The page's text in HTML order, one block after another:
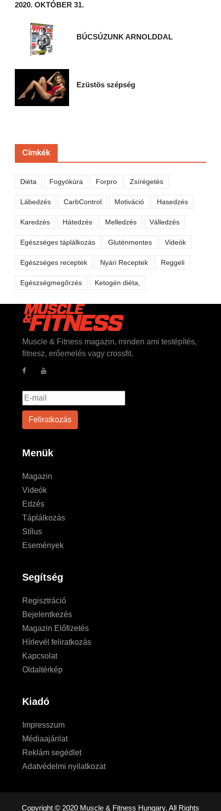
2020. OKTÓBER 31.
BÚCSÚZUNK ARNOLDDAL
Ezüstös szépség
Címkék
Diéta Fogyókúra Forpro Zsírégetés
Lábedzés CarbControl Motiváció Hasedzés
Karedzés Hátedzés Melledzés Válledzés
Egészséges táplálkozás Gluténmentes Videók
Egészséges receptek Nyári Receptek Reggeli
Egészségmegőrzés Ketogén diéta,
Muscle & Fitness magazin, minden ami testépítés,
fitnesz, erőemelés vagy crossfit.
Menük
Magazin
Videók
Edzés
Táplálkozás
Stílus
Események
Segítség
Regisztráció
Bejelentkezés
Magazin Előfizetés
Hírlevél feliratkozás
Kapcsolat
Oldaltérkép
Kiadó
Impresszum
Médiaajánlat
Reklám segédlet
Adatvédelmi nyilatkozat
Copyright © 2020 Muscle & Fitness Hungary. All Rights